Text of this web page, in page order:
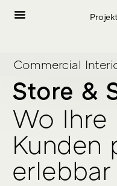
Commercial
Store &
Wo Ihre
Kunden
erlebbar